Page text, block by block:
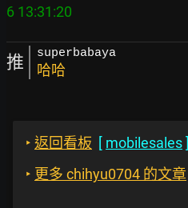
推 superbabaya
哈哈
‣ 返回看板 [ mobilesales]
‣ 更多 chihyu0704 的文章